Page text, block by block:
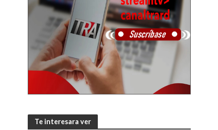
Te interesara ver